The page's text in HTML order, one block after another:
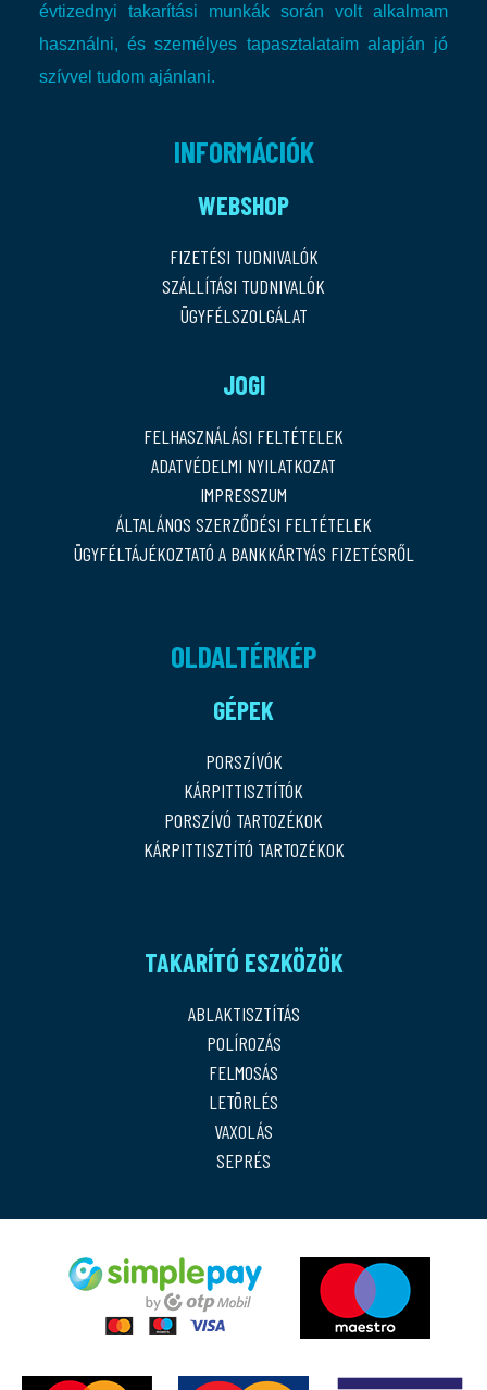
évtizednyi takarítási munkák során volt alkalmam
használni, és személyes tapasztalataim alapján jó
szívvel tudom ajánlani.
INFORMÁCIÓK
WEBSHOP
FIZETÉSI TUDNIVALÓK
SZÁLLÍTÁSI TUDNIVALÓK
ÜGYFÉLSZOLGÁLAT
JOGI
FELHASZNÁLÁSI FELTÉTELEK
ADATVÉDELMI NYILATKOZAT
IMPRESSZUM
ÁLTALÁNOS SZERZŐDÉSI FELTÉTELEK
ÜGYFÉLTÁJÉKOZTATÓ A BANKKÁRTYÁS FIZETÉSRŐL
OLDALTÉRKÉP
GÉPEK
PORSZÍVÓK
KÁRPITTISZTÍTÓK
PORSZÍVÓ TARTOZÉKOK
KÁRPITTISZTÍTÓ TARTOZÉKOK
TAKARÍTÓ ESZKÖZÖK
ABLAKTISZTÍTÁS
POLÍROZÁS
FELMOSÁS
LETÖRLÉS
VAXOLÁS
SEPRÉS